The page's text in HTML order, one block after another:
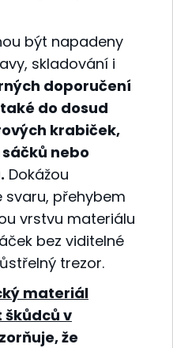
být napadeny
skladování i
doporučení
do dosud
krabiček,
nebo
Dokážou
přehybem
vrstvu materiálu
bez viditelné
trezor.
materiál
škůdců v
že